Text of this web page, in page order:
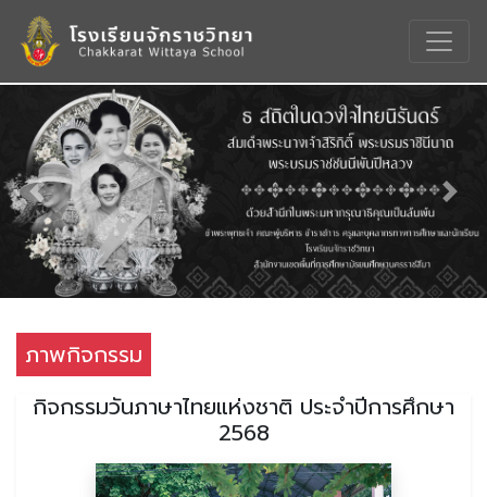
Previous Next
ภาพกิจกรรม
กิจกรรมวันภาษาไทยแห่งชาติ ประจำปีการศึกษา
2568